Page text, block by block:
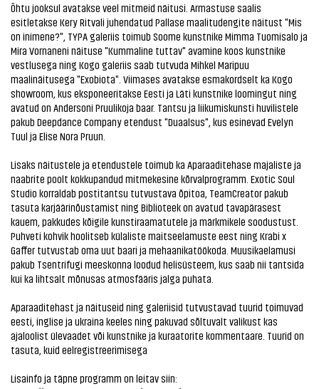
Õhtu jooksul avatakse veel mitmeid näitusi. Armastuse saalis
esitletakse Kery Ritvali juhendatud Pallase maalitudengite näitust "Mis
on inimene?", TYPA galeriis toimub Soome kunstnike Mimma Tuomisalo ja
Mira Vornaneni näituse "Kummaline tuttav" avamine koos kunstnike
vestlusega ning Kogo galeriis saab tutvuda Mihkel Maripuu
maalinäitusega "Exobiota". Viimases avatakse esmakordselt ka Kogo
showroom, kus eksponeeritakse Eesti ja Läti kunstnike loomingut ning
avatud on Andersoni Pruulikoja baar. Tantsu ja liikumiskunsti huvilistele
pakub Deepdance Company etendust "Duaalsus", kus esinevad Evelyn
Tuul ja Elise Nora Pruun.
Lisaks näitustele ja etendustele toimub ka Aparaaditehase majaliste ja
naabrite poolt kokkupandud mitmekesine kõrvalprogramm. Exotic Soul
Studio korraldab postitantsu tutvustava õpitoa, TeamCreator pakub
tasuta karjäärinõustamist ning Biblioteek on avatud tavapärasest
kauem, pakkudes kõigile kunstiraamatutele ja märkmikele soodustust.
Puhveti kohvik hoolitseb külaliste maitseelamuste eest ning Krabi x
Gaffer tutvustab oma uut baari ja mehaanikatöökoda. Muusikaelamusi
pakub Tsentrifugi meeskonna loodud helisüsteem, kus saab nii tantsida
kui ka lihtsalt mõnusas atmosfääris jalga puhata.
Aparaaditehast ja näituseid ning galeriisid tutvustavad tuurid toimuvad
eesti, inglise ja ukraina keeles ning pakuvad sõltuvalt valikust kas
ajaloolist ülevaadet või kunstnike ja kuraatorite kommentaare. Tuurid on
tasuta, kuid eelregistreerimisega
Lisainfo ja täpne programm on leitav siin: